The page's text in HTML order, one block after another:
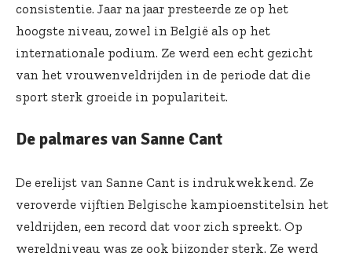
consistentie. Jaar na jaar presteerde ze op het
hoogste niveau, zowel in België als op het
internationale podium. Ze werd een echt gezicht
van het vrouwenveldrijden in de periode dat die
sport sterk groeide in populariteit.
De palmares van Sanne Cant
De erelijst van Sanne Cant is indrukwekkend. Ze
veroverde vijftien Belgische kampioenstitelsin het
veldrijden, een record dat voor zich spreekt. Op
wereldniveau was ze ook bijzonder sterk. Ze werd